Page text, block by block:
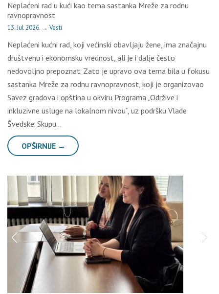
Neplaćeni rad u kući kao tema sastanka Mreže za rodnu
ravnopravnost
13. Jul 2026. → Vesti
Neplaćeni kućni rad, koji većinski obavljaju žene, ima značajnu
društvenu i ekonomsku vrednost, ali je i dalje često
nedovoljno prepoznat. Zato je upravo ova tema bila u fokusu
sastanka Mreže za rodnu ravnopravnost, koji je organizovao
Savez gradova i opština u okviru Programa „Održive i
inkluzivne usluge na lokalnom nivou“, uz podršku Vlade
Švedske. Skupu…
OPŠIRNIJE →